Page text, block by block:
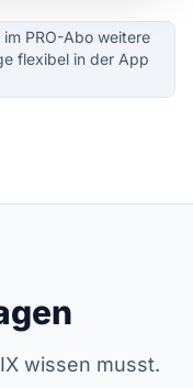
PRO-Abo weitere
flexibel in der App
wissen musst.